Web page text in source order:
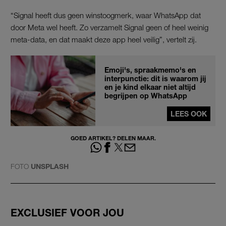
“Signal heeft dus geen winstoogmerk, waar WhatsApp dat
door Meta wel heeft. Zo verzamelt Signal geen of heel weinig
meta-data, en dat maakt deze app heel veilig”, vertelt zij.
Emoji's, spraakmemo's en
interpunctie: dit is waarom jij
en je kind elkaar niet altijd
begrijpen op WhatsApp
LEES OOK
GOED ARTIKEL? DELEN MAAR.
FOTO UNSPLASH
EXCLUSIEF VOOR JOU